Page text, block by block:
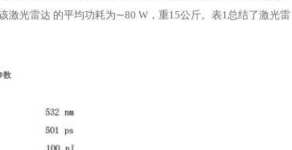
激光雷达 的平均功耗为∼80 W，重15公斤。表1总结了激光雷
数